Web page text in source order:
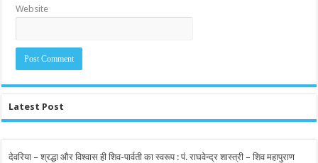
Website
Latest Post
देवरिया – श्रद्धा और विश्वास ही शिव-पार्वती का स्वरूप : पं. राघवेन्द्र शास्त्री – शिव महापुराण